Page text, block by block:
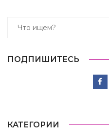
ПОДПИШИТЕСЬ
КАТЕГОРИИ